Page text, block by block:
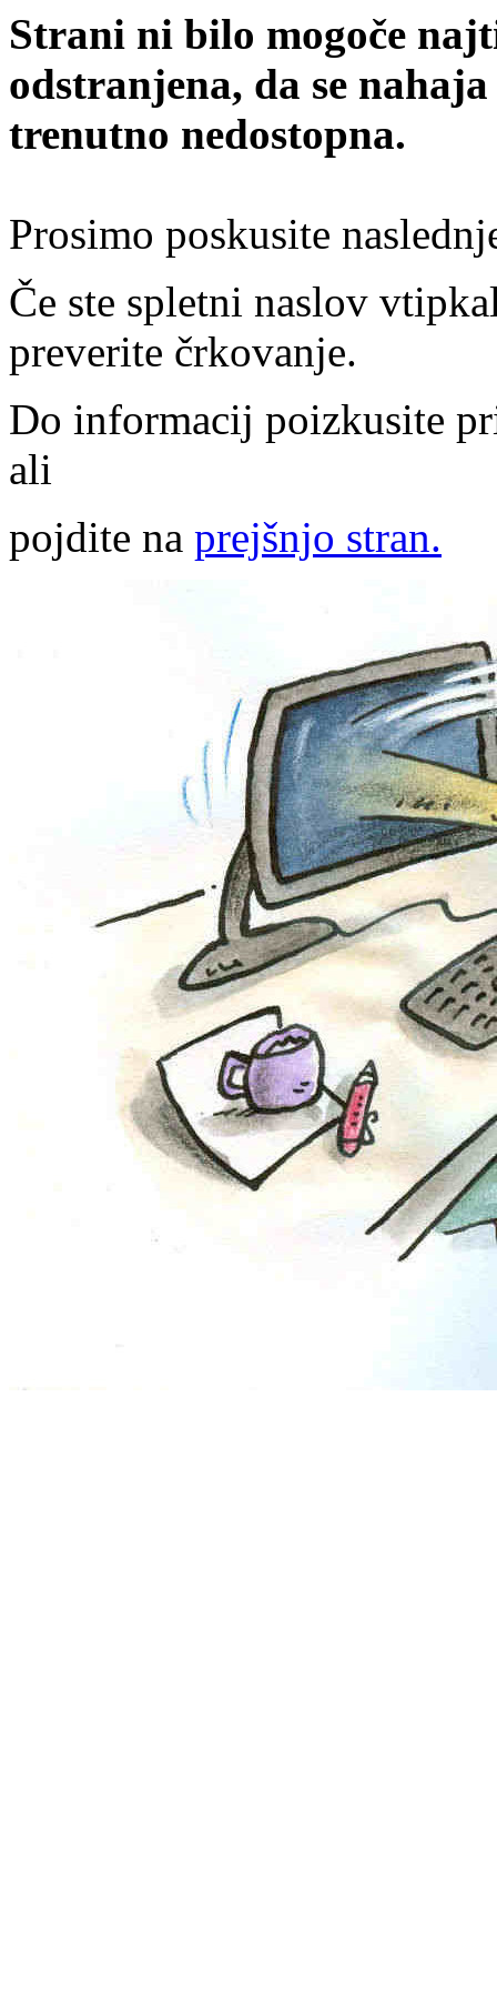
Strani ni bilo mogoče
odstranjena, da se
trenutno nedostopna.
Prosimo poskusite
Če ste spletni naslov
preverite črkovanje.
Do informacij poizkusite
ali
pojdite na prejšnjo stran.